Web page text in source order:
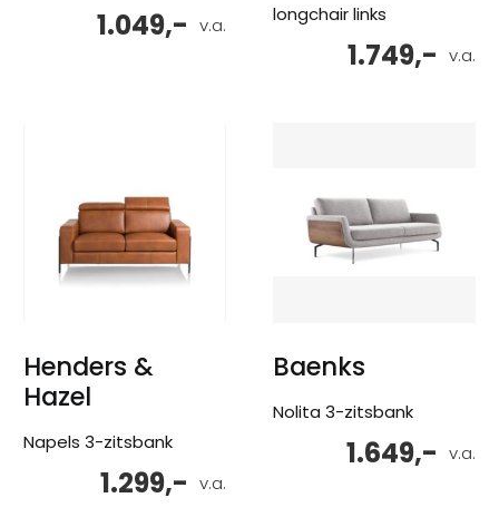
v.a.
1.049,-
longchair links
v.a.
1.749,-
Henders &
Hazel
Napels 3-zitsbank
v.a.
1.299,-
Baenks
Nolita 3-zitsbank
v.a.
1.649,-